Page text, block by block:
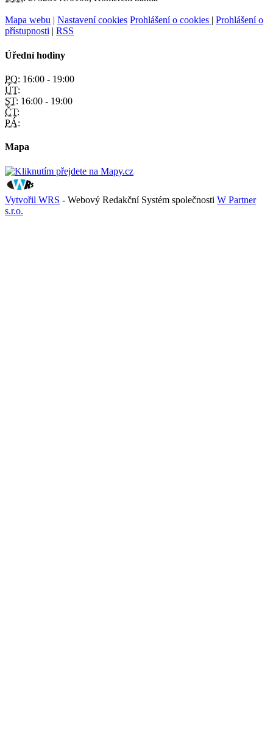
Mapa webu Nastavení cookies Prohlášení o cookies
Prohlášení o
přístupnosti
RSS
Úřední hodiny
PO: 16:00 - 19:00
ÚT:
ST: 16:00 - 19:00
ČT:
PÁ:
Mapa
Vytvořil WRS - Webový Redakční Systém společnosti W Partner
s.r.o.